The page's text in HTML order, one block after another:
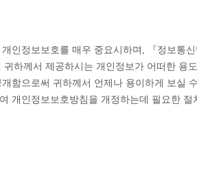
인정보보호를 매우 중요시하며, 『정보통
하께서 제공하시는 개인정보가 어떠한
함으로써 귀하께서 언제나 용이하게 보실
개인정보보호방침을 개정하는데 필요한